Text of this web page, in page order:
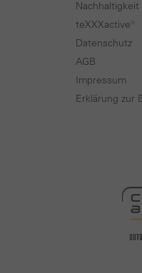
Nachhaltigkeit
teXXXactive®
Datenschutz
AGB
Impressum
Erklärung zur